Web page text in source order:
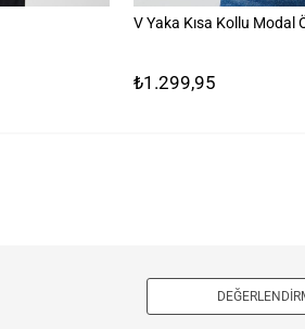
V Yaka Kısa Kollu Modal
₺1.299,95